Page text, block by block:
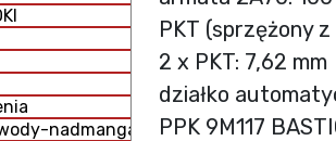
nadmanganian potasu
PKT (sprzężony
2 x PKT: 7,62 mm
działko
PPK 9M117